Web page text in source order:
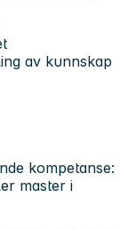
av kunnskap
kompetanse:
master i